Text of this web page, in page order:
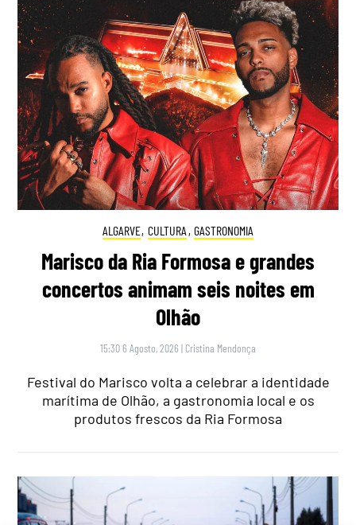
ALGARVE, CULTURA , GASTRONOMIA
Marisco da Ria Formosa e grandes
concertos animam seis noites em
Olhão
15:30 6 Agosto, 2026 | Cristina Mendonça
Festival do Marisco volta a celebrar a identidade
marítima de Olhão, a gastronomia local e os
produtos frescos da Ria Formosa